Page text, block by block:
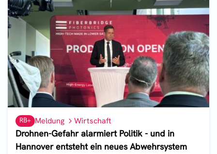
RB+ Meldung Wirtschaft
Drohnen-Gefahr alarmiert Politik - und in
Hannover entsteht ein neues Abwehrsystem